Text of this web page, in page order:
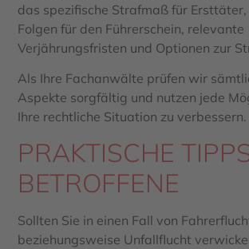
das spezifische Strafmaß für
Folgen für den Führerschein, relevante
Verjährungsfristen und Optionen zur
Als Ihre Fachanwälte prüfen wir
Aspekte sorgfältig und nutzen jede
Ihre rechtliche Situation zu verbessern.
PRAKTISCHE
BETROFFENE
Sollten Sie in einen Fall von
beziehungsweise Unfallflucht